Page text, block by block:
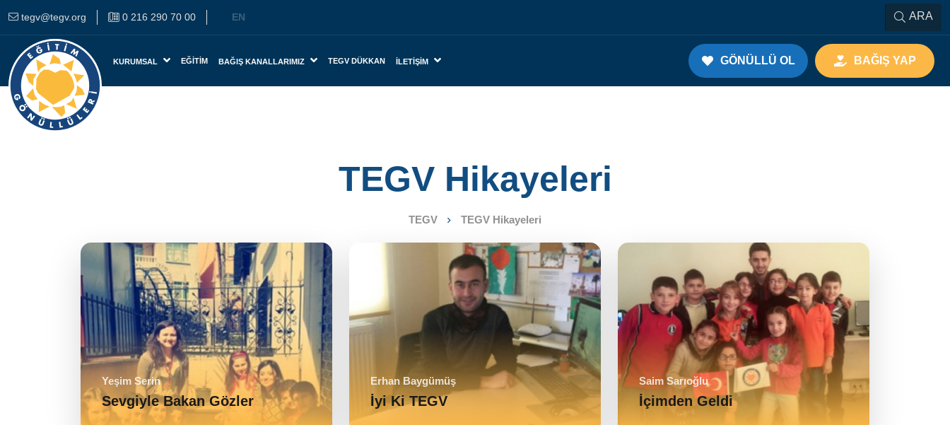
tegv@tegv.org 0 216 290 70 00 EN ARA
KURUMSAL EĞITIM BAĞIŞ KANALLARIMIZ TEGV DÜKKAN İLETIŞIM GÖNÜLLÜ OL BAĞIŞ YAP
TEGV Hikayeleri
TEGV TEGV Hikayeleri
Yeşim Serin
Sevgiyle Bakan Gözler
Erhan Baygümüş
İyi Ki TEGV
Saim Sarıoğlu
İçimden Geldi